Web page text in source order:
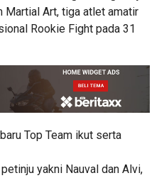
Martial Art, tiga atlet amatir
Rookie Fight pada 31
Top Team ikut serta
yakni Nauval dan Alvi,